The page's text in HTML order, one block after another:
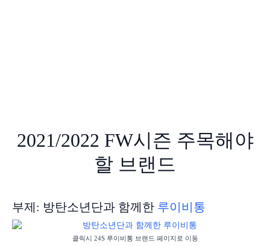
2021/2022 FW시즌 주목해야
할 브랜드
부제: 방탄소년단과 함께한 루이비통
클릭시 24S 루이비통 브랜드 페이지로 이동